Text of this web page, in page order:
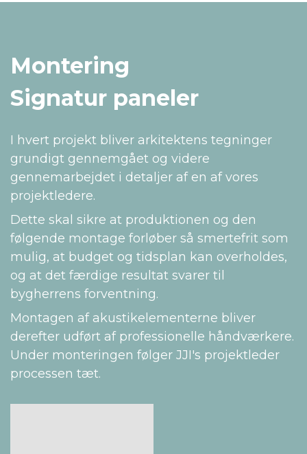
Montering
Signatur paneler
I hvert projekt bliver arkitektens tegninger
grundigt gennemgået og videre
gennemarbejdet i detaljer af en af vores
projektledere.
Dette skal sikre at produktionen og den
følgende montage forløber så smertefrit som
mulig, at budget og tidsplan kan overholdes,
og at det færdige resultat svarer til
bygherrens forventning.
Montagen af akustikelementerne bliver
derefter udført af professionelle håndværkere.
Under monteringen følger JJI's projektleder
processen tæt.